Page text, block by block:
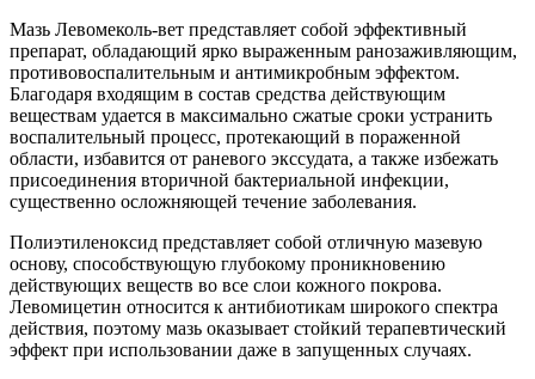
Мазь Левомеколь-вет представляет собой эффективный
препарат, обладающий ярко выраженным ранозаживляющим,
противовоспалительным и антимикробным эффектом.
Благодаря входящим в состав средства действующим
веществам удается в максимально сжатые сроки устранить
воспалительный процесс, протекающий в пораженной
области, избавится от раневого экссудата, а также избежать
присоединения вторичной бактериальной инфекции,
существенно осложняющей течение заболевания.
Полиэтиленоксид представляет собой отличную мазевую
основу, способствующую глубокому проникновению
действующих веществ во все слои кожного покрова.
Левомицетин относится к антибиотикам широкого спектра
действия, поэтому мазь оказывает стойкий терапевтический
эффект при использовании даже в запущенных случаях.